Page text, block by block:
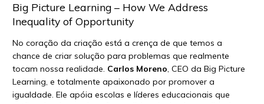
Big Picture Learning – How We Address
Inequality of Opportunity
No coração da criação está a crença de que temos a
chance de criar solução para problemas que realmente
tocam nossa realidade. Carlos Moreno, CEO da Big Picture
Learning, e totalmente apaixonado por promover a
igualdade. Ele apóia escolas e líderes educacionais que